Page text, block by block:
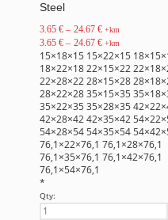
Steel
3.65€ – 24.67 € +km
3.65€ – 24.67 € +km
15×18×15 15×22×15
18×22×1822×15×22
22×28×2228×15×28
28×22×2835×15×35
35×22×3535×28×35
42×28×4242×35×42
54×28×5454×35×54
76,1×22×76,1 76,1×28×76,1
76,1×35×76,1 76,1×42×76,1
76,1×54×76,1
*
Qty: